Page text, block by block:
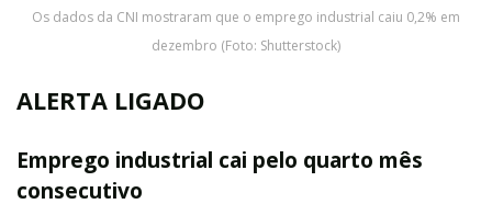
Os dados da CNI mostraram que o emprego industrial caiu 0,2% em
dezembro (Foto: Shutterstock)
ALERTA LIGADO
Emprego industrial cai pelo quarto mês
consecutivo